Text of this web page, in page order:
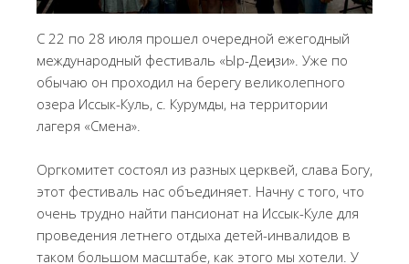
С 22 по 28 июля прошел очередной ежегодный
международный фестиваль «Ыр-Деңизи». Уже по
обычаю он проходил на берегу великолепного
озера Иссык-Куль, с. Курумды, на территории
лагеря «Смена».
Оргкомитет состоял из разных церквей, слава Богу,
этот фестиваль нас объединяет. Начну с того, что
очень трудно найти пансионат на Иссык-Куле для
проведения летнего отдыха детей-инвалидов в
таком большом масштабе, как этого мы хотели. У